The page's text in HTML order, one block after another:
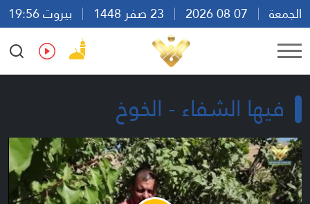
الجمعة
بيروت 19:56
Ar
En Fr Es
فيها الشفاء - الخوخ